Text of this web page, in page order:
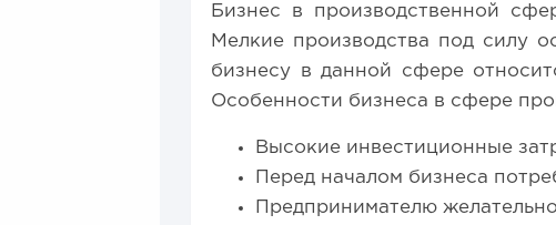
Бизнес в производственной
Мелкие производства под силу
бизнесу в данной сфере
Особенности бизнеса в сфере
Высокие инвестиционные
Перед началом бизнеса
Предпринимателю